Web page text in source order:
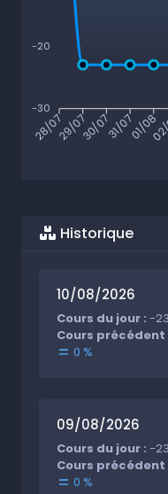
-20
-30
28/0729/0730/0731/0701/08
Historique
10/08/2026
Cours du jour : -
Cours précédent
0 %
09/08/2026
Cours du jour : -
Cours précédent
0 %